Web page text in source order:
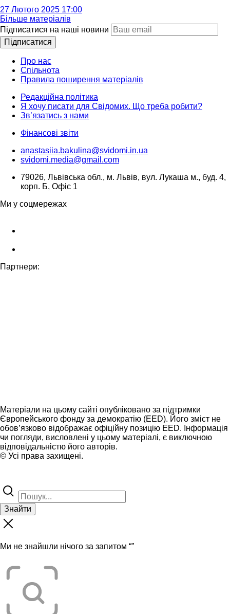
27 Лютого 2025 17:00
Більше матеріалів
Підписатися на наші новини
Підписатися
Про нас
Спільнота
Правила поширення матеріалів
Редакційна політика
Я хочу писати для Свідомих. Що треба робити?
Зв’язатись з нами
Фінансові звіти
anastasiia.bakulina@svidomi.in.ua
svidomi.media@gmail.com
79026, Львівська обл., м. Львів, вул. Лукаша м., буд. 4,
корп. Б, Офіс 1
Ми у соцмережах
Партнери:
Матеріали на цьому сайті опубліковано за підтримки
Європейського фонду за демократію (EED). Його зміст не
обов’язково відображає офіційну позицію EED. Інформація
чи погляди, висловлені у цьому матеріалі, є виключною
відповідальністю його авторів.
© Усі права захищені.
Знайти
Ми не знайшли нічого за запитом “”